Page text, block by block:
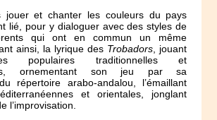
jouer et chanter les couleurs du pays
lié, pour y dialoguer avec des styles de
qui ont en commun un même
ainsi, la lyrique des Trobadors , jouant
populaires traditionnelles et
ornementant son jeu par sa
répertoire arabo-andalou, l’émaillant
et orientales, jonglant
l’improvisation.